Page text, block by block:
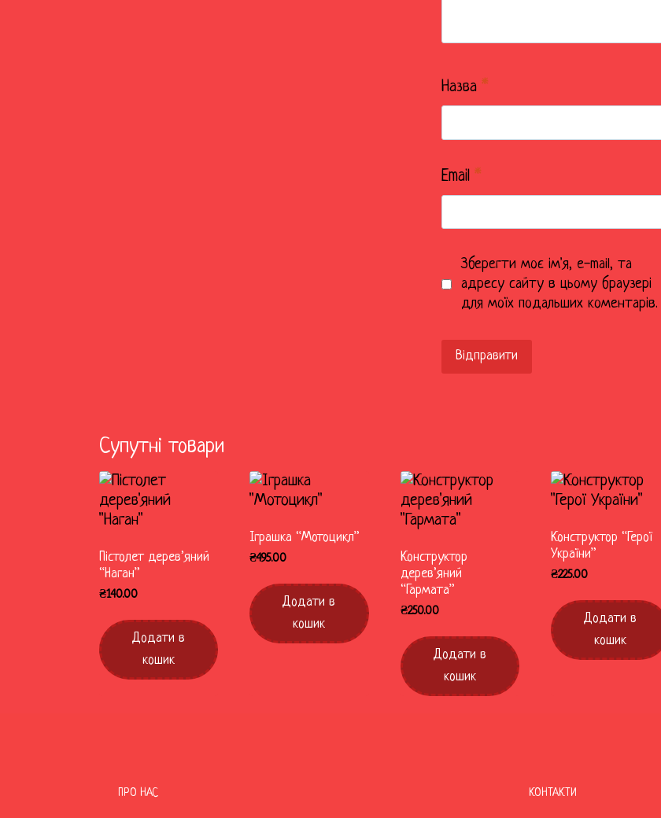
Назва *
Email *
Зберегти моє ім'я, e-mail, та
адресу сайту в цьому браузері
для моїх подальших коментарів.
Супутні товари
Пістолет дерев’яний
“Наган”
₴140.00
Додати в
кошик
Іграшка “Мотоцикл”
₴495.00
Додати в
кошик
Конструктор
дерев’яний
“Гармата”
₴250.00
Додати в
кошик
Конструктор “Герої
України”
₴225.00
Додати в
кошик
ПРО НАС КОНТАКТИ